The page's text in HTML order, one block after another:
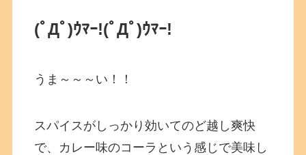
(ﾟДﾟ)ｳﾏｰ!(ﾟДﾟ)ｳﾏｰ!
うま～～～い！！
スパイスがしっかり効いてのど越し爽快
で、カレー味のコーラという感じで美味し